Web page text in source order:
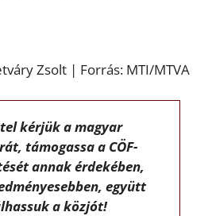
Zsolt | Forrás: MTI/MTVA
kérjük a magyar
támogassa a CÖF-
annak érdekében,
együtt
a közjót!